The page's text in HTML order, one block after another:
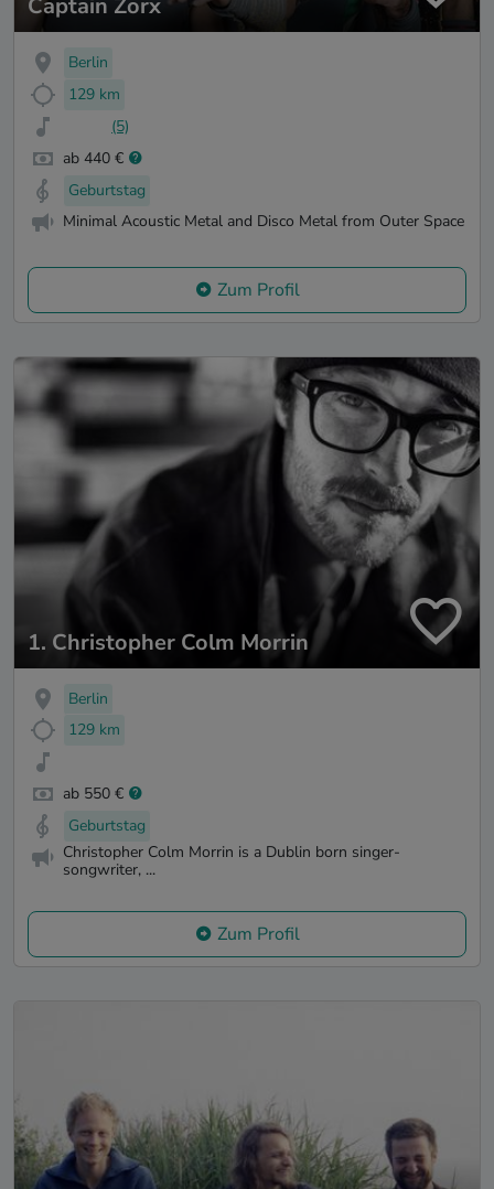
Captain Zorx
Berlin
129 km
(5)
ab 440 €
Geburtstag
Minimal Acoustic Metal and Disco Metal from Outer Space
Zum Profil
1. Christopher Colm Morrin
Berlin
129 km
ab 550 €
Geburtstag
Christopher Colm Morrin is a Dublin born singer-
songwriter, ...
Zum Profil